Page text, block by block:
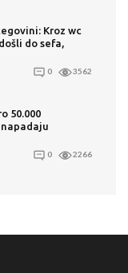
Kroz wc
do sefa,
0 3562
50.000
0 2266